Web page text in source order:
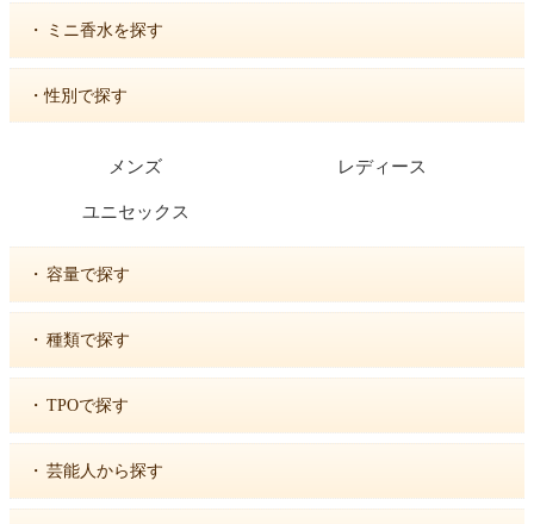
・ ミニ香水を探す
・性別で探す
メンズ レディース
ユニセックス
・ 容量で探す
・ 種類で探す
・ TPOで探す
・ 芸能人から探す